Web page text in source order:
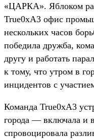
«ЦАРКА». Яблоком
True0xA3 офис
нескольких часов
победила дружба,
другу и работать
к тому, что утром в
инцидентов с
Команда True0xA3
города — включала и
спровоцировала